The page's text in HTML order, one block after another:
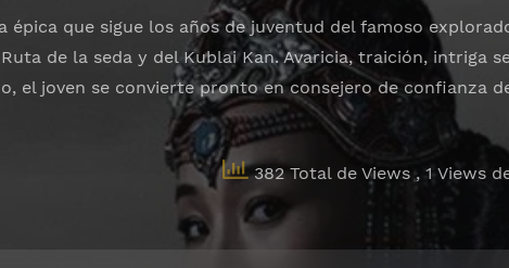
épica que sigue los años de juventud del famoso
de la seda y del Kublai Kan. Avaricia, traición, intriga
el joven se convierte pronto en consejero de confianza
382 Total de Views, 1 Views